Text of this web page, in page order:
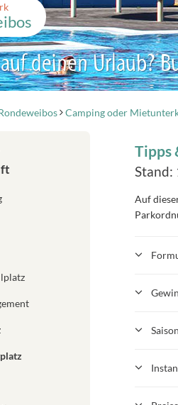
deinen Urlaub?
Camping oder
Tipps
Stand:
Auf